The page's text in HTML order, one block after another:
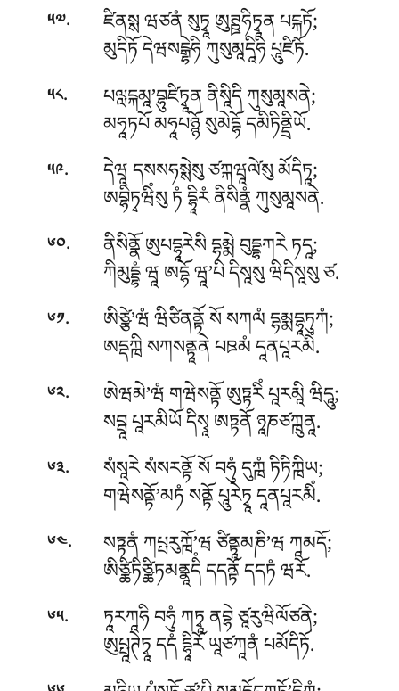
༥༧. ཛིནསྶ ཝཙནཾ སུཏྭཱ ཨུཊྛཧིཏྭཱན པངྐཏོ;
མུདིཏོ དེཝསངྒྷེཧི ཀུསུམཱདཱིཧི པཱུཛིཏོ.
༥༨. པལླངྐམཱ’བྷུཛིཏྭཱན ནིསཱིདི ཀུསུམཱསནེ;
མཧཱཏཔོ མཧཱཔཉྙོ སུམེདྷོ དམིཏིནྡྲིཡོ.
༥༩. དེཝཱ དསསཧསྶེསུ ཙཀྐཝཱལེ༹སུ མོདིཏཱ;
ཨབྷིཏྭཝིཾསུ ཏཾ དྷཱིརཾ ནིསིནྣཾ ཀུསུམཱསནེ.
༦༠. ནིསིནྣོ ཨུཔདྷཱརེསི དྷམྨེ བུདྡྷཀརེ ཏདཱ;
ཀིམུདྡྷཾ ཝཱ ཨདྷོ ཝཱ’པི དིསཱསུ ཝིདིསཱསུ ཙ.
༦༡. ཨིཙྩེ’ཝཾ ཝིཙིནནྟོ སོ སཀལཾ དྷམྨདྷཱཏུཀཾ;
ཨདྡཀྑི སཀསནྟཱནེ པཋམཾ དཱནཔཱརམིཾ.
༦༢. ཨེཝམེ’ཝཾ གཝེསནྟོ ཨུཏྟརིཾ པཱརམཱི ཝིདཱུ;
སབྦཱ པཱརམིཡོ དིསྭཱ ཨཏྟནོ ཉཱཎཙཀྑུནཱ.
༦༣. སཾསཱརེ སཾསརནྟོ སོ བཧུཾ དུཀྑཾ ཏིཏིཀྑིཡ;
གཝེསནྟོ’མཏཾ སནྟོ པཱུརེཏྭཱ དཱནཔཱརམིཾ.
༦༤. སཏྟནཾ ཀཔྤརུཀྑོ’ཝ ཙིནྟཱམཎི’ཝ ཀཱམདོ;
ཨིཙྪིཏིཙྪིཏམནྣཱདིཾ དདནྟོ དདཏཾ ཝརོ.
༦༥. ཏཱརཀཱཧི བཧུཾ ཀཏྭཱ ནབྷེ ཙཱརུཝིལོཙནེ;
ཨུཔྤཱཊེཏྭཱ དདཾ དྷཱིརོ ཡཱཙཀཱནཾ པམོདིཏོ.